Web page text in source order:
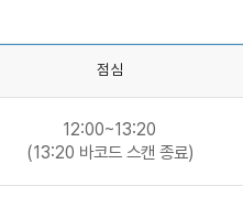
점심
12:00~13:20
(13:20 바코드 스캔 종료)